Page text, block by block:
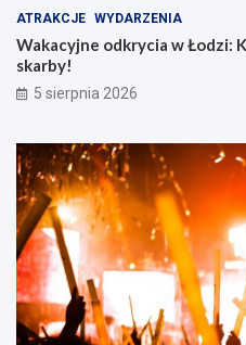
ATRAKCJE WYDARZENIA
Wakacyjne odkrycia w Łodzi:
skarby!
5 sierpnia 2026